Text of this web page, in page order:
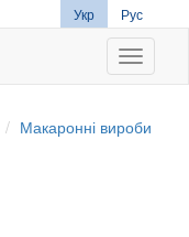
Укр Рус
Макаронні вироби